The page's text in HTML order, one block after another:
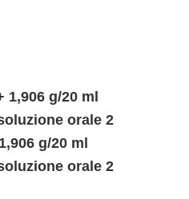
1,906 g/20 ml
orale 2
g/20 ml
orale 2